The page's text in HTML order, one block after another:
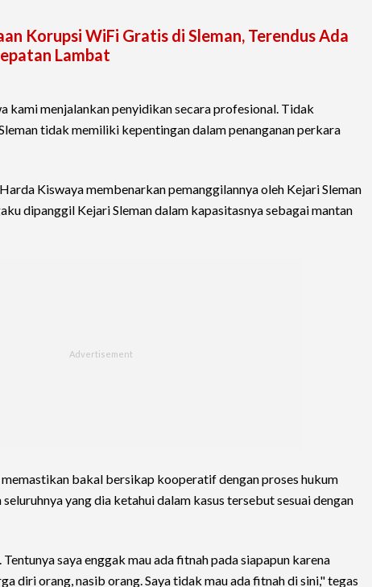
Korupsi WiFi Gratis di Sleman, Terendus Ada
Lambat
kami menjalankan penyidikan secara profesional. Tidak
tidak memiliki kepentingan dalam penanganan perkara
Kiswaya membenarkan pemanggilannya oleh Kejari Sleman
dipanggil Kejari Sleman dalam kapasitasnya sebagai mantan
bakal bersikap kooperatif dengan proses hukum
yang dia ketahui dalam kasus tersebut sesuai dengan
saya enggak mau ada fitnah pada siapapun karena
diri orang, nasib orang. Saya tidak mau ada fitnah di sini," tegas